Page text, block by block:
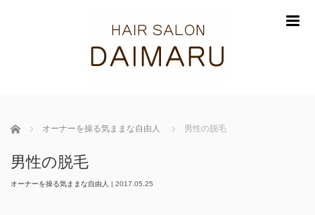
ホーム オーナーを操る気ままな自由人 男性の脱毛
男性の脱毛
オーナーを操る気ままな自由人 | 2017.05.25